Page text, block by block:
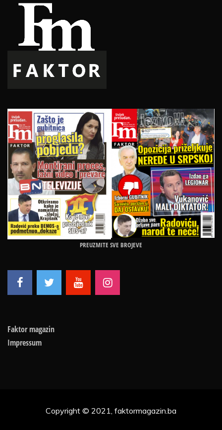
PREUZMITE SVE BROJEVE
Faktor magazin
Impressum
Copyright © 2021, faktormagazin.ba